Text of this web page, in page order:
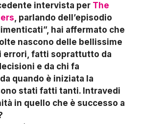
intervista per The
, parlando dell’episodio
hai affermato che
nascono delle bellissime
errori, fatti soprattutto da
e da chi fa
quando è iniziata la
stati fatti tanti. Intravedi
in quello che è successo a